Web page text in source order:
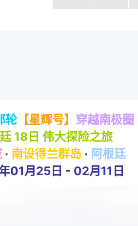
轮 【星辉号】 穿越南极圈
18日 伟大探险之旅
· 南设得兰群岛 · 阿根廷
01月25日 - 02月11日